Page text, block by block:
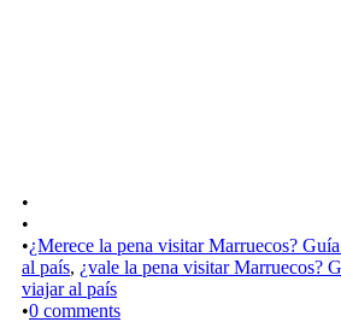
•
•
•¿Merece la pena visitar Marruecos?
al país, ¿vale la pena visitar Marruecos?
viajar al país
•0 comments